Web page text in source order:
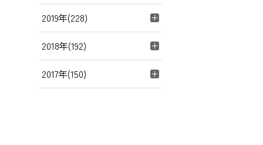
2019年(228)
2018年(192)
2017年(150)